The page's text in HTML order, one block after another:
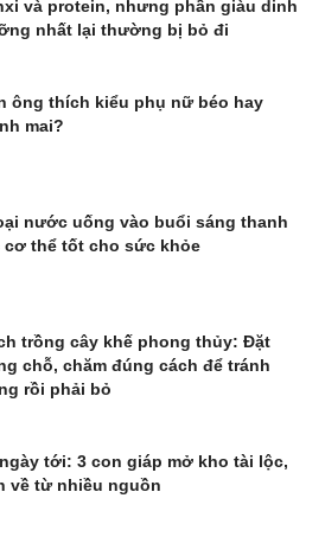
và protein, nhưng phần giàu dinh
nhất lại thường bị bỏ đi
ông thích kiểu phụ nữ béo hay
mai?
nước uống vào buổi sáng thanh
cơ thể tốt cho sức khỏe
trồng cây khế phong thủy: Đặt
chỗ, chăm đúng cách để tránh
rồi phải bỏ
tới: 3 con giáp mở kho tài lộc,
về từ nhiều nguồn